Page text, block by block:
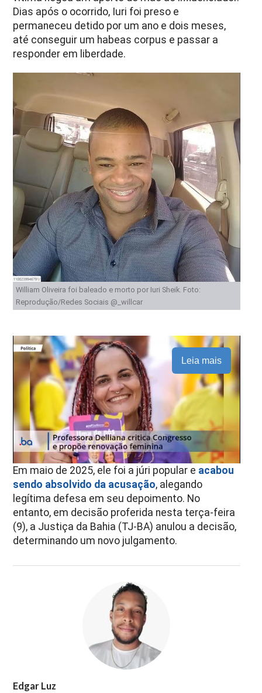
Dias após o ocorrido, Iuri foi preso e
permaneceu detido por um ano e dois meses,
até conseguir um habeas corpus e passar a
responder em liberdade.
William Oliveira foi baleado e morto por Iuri Sheik. Foto:
Reprodução/Redes Sociais @_willcar
Leia mais
Em maio de 2025, ele foi a júri popular e acabou
sendo absolvido da acusação, alegando
legítima defesa em seu depoimento. No
entanto, em decisão proferida nesta terça-feira
(9), a Justiça da Bahia (TJ-BA) anulou a decisão,
determinando um novo julgamento.
Edgar Luz